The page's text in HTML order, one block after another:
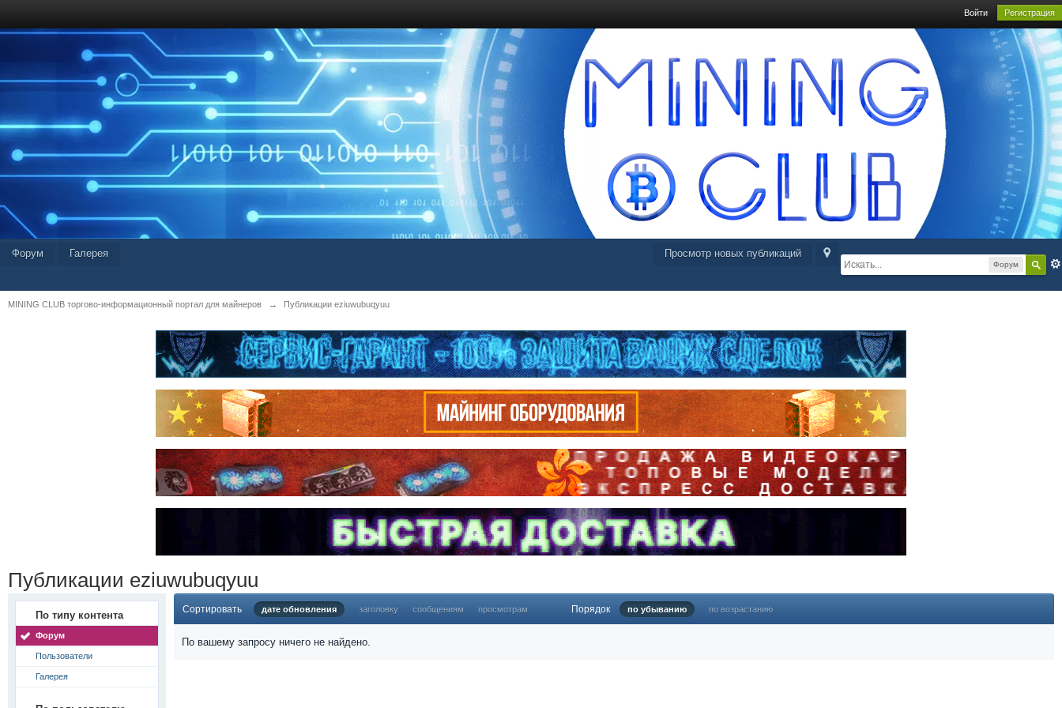
Войти Регистрация
Форум
Просмотр новых публикаций
Форум Галерея
MINING CLUB торгово-информационный портал для майнеров → Публикации eziuwubuqyuu
Публикации eziuwubuqyuu
По типу контента
Форум
Пользователи
Галерея
Сортировать дате обновления заголовку сообщениям просмотрам Порядок по убыванию по возрастанию
По вашему запросу ничего не найдено.